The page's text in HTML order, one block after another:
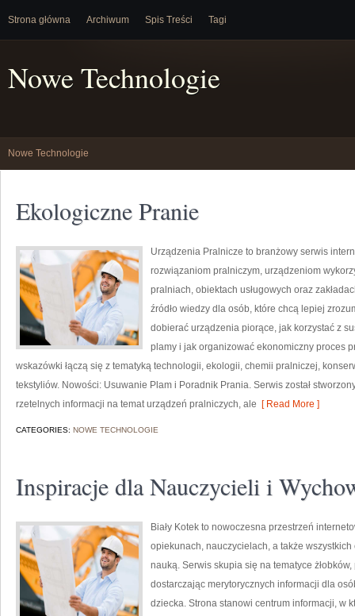
Strona główna Archiwum Spis Treści Tagi
Nowe Technologie
Nowe Technologie
Ekologiczne Pranie
Urządzenia Pralnicze to branżowy serwis
rozwiązaniom pralniczym, urządzeniom
pralniach, obiektach usługowych oraz
źródło wiedzy dla osób, które chcą lepiej
dobierać urządzenia piorące, jak korzystać z
plamy i jak organizować ekonomiczny proces
wskazówki łączą się z tematyką technologii, ekologii, chemii pralniczej,
tekstyliów. Nowości: Usuwanie Plam i Poradnik Prania. Serwis został
rzetelnych informacji na temat urządzeń pralniczych, ale [ Read More ]
CATEGORIES: NOWE TECHNOLOGIE
Inspiracje dla Nauczycieli i
Biały Kotek to nowoczesna przestrzeń
opiekunach, nauczycielach, a także
nauką. Serwis skupia się na tematyce
dostarczając merytorycznych informacji dla
dziecka. Strona stanowi centrum informacji, w